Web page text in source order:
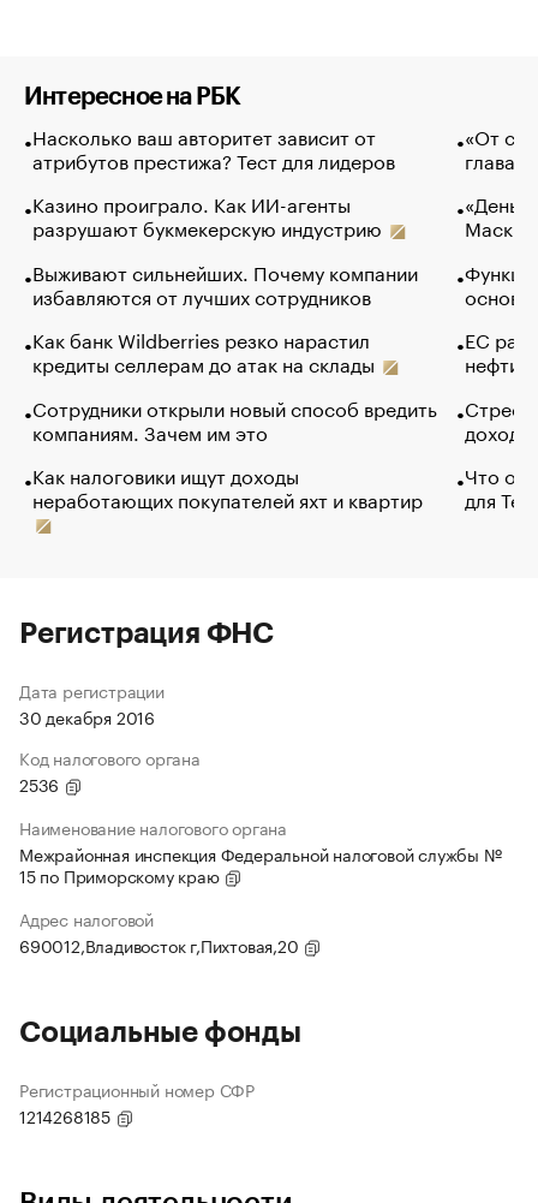
Интересное на РБК
Насколько ваш авторитет зависит от
атрибутов престижа? Тест для лидеров
Казино проиграло. Как ИИ-агенты
разрушают букмекерскую индустрию
Выживают сильнейших. Почему компании
избавляются от лучших сотрудников
Как банк Wildberries резко нарастил
кредиты селлерам до атак на склады
Сотрудники открыли новый способ вредить
компаниям. Зачем им это
Как налоговики ищут доходы
неработающих покупателей яхт и квартир
«От
глава
Маск в
основ
ЕС
нефти
Что
для
Регистрация ФНС
Дата регистрации
30 декабря 2016
Код налогового органа
2536
Наименование налогового органа
Межрайонная инспекция Федеральной налоговой службы №
15 по Приморскому краю
Адрес налоговой
690012,Владивосток г,Пихтовая,20
Социальные фонды
Регистрационный номер СФР
1214268185